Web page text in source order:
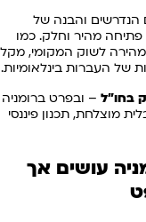
הנדרשים והבנה של
פתיחה מהיר וחלק. כמו
מהירה לשוק המקומי, מקל
של העברות בינלאומיות.
בחו"ל – ובפרט ברומניה
מוצלחת, תכנון פיננסי
עושים אך